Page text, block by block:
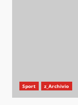
Sport z_Archivio